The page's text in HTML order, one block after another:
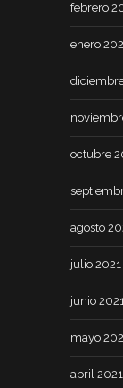
febrero
enero
octubre
agosto
julio 2021
junio
mayo
abril 2021